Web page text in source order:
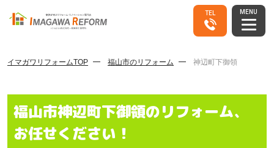
TEL MENU
イマガワリフォームTOP 福山市のリフォーム 神辺町下御領
福山市神辺町下御領のリフォーム、
お任せください！